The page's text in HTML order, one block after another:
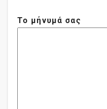
Το μήνυμά σας